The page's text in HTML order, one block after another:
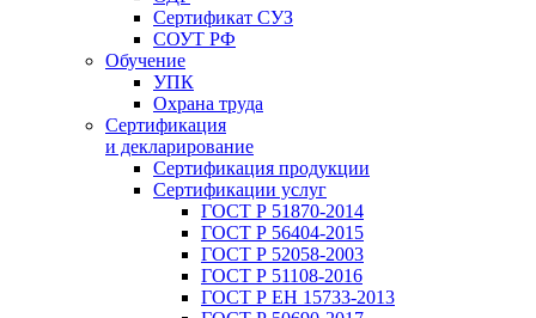
Сертификат СУЗ
СОУТ РФ
Обучение
УПК
Охрана труда
Сертификация
и декларирование
Сертификация продукции
Сертификации услуг
ГОСТ Р 51870-2014
ГОСТ Р 56404-2015
ГОСТ Р 52058-2003
ГОСТ Р 51108-2016
ГОСТ Р ЕН 15733-2013